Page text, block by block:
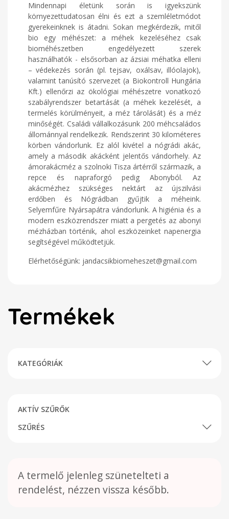
Mindennapi életünk során is igyekszünk
környezettudatosan élni és ezt a szemléletmódot
gyerekeinknek is átadni. Sokan megkérdezik, mitől
bio egy méhészet: a méhek kezeléséhez csak
bioméhészetben engedélyezett szerek
használhatók - elsősorban az ázsiai méhatka elleni
– védekezés során (pl. tejsav, oxálsav, illóolajok),
valamint tanúsító szervezet (a Biokontroll Hungária
Kft.) ellenőrzi az ökológiai méhészetre vonatkozó
szabályrendszer betartását (a méhek kezelését, a
termelés körülményeit, a méz tárolását) és a méz
minőségét. Családi vállalkozásunk 200 méhcsaládos
állománnyal rendelkezik. Rendszerint 30 kilométeres
körben vándorlunk. Ez alól kivétel a nógrádi akác,
amely a második akácként jelentős vándorhely. Az
ámorakácméz a szolnoki Tisza ártérről származik, a
repce és napraforgó pedig Abonyból. Az
akácmézhez szükséges nektárt az újszilvási
erdőben és Nógrádban gyűjtik a méheink.
Selyemfűre Nyársapátra vándorlunk. A higiénia és a
modern eszközrendszer miatt a pergetés az abonyi
mézházban történik, ahol eszközeinket napenergia
segítségével működtetjük.
Elérhetőségünk: jandacsikbiomeheszet@gmail.com
Termékek
KATEGÓRIÁK
AKTÍV SZŰRŐK
SZŰRÉS
A termelő jelenleg szünetelteti a
rendelést, nézzen vissza később.